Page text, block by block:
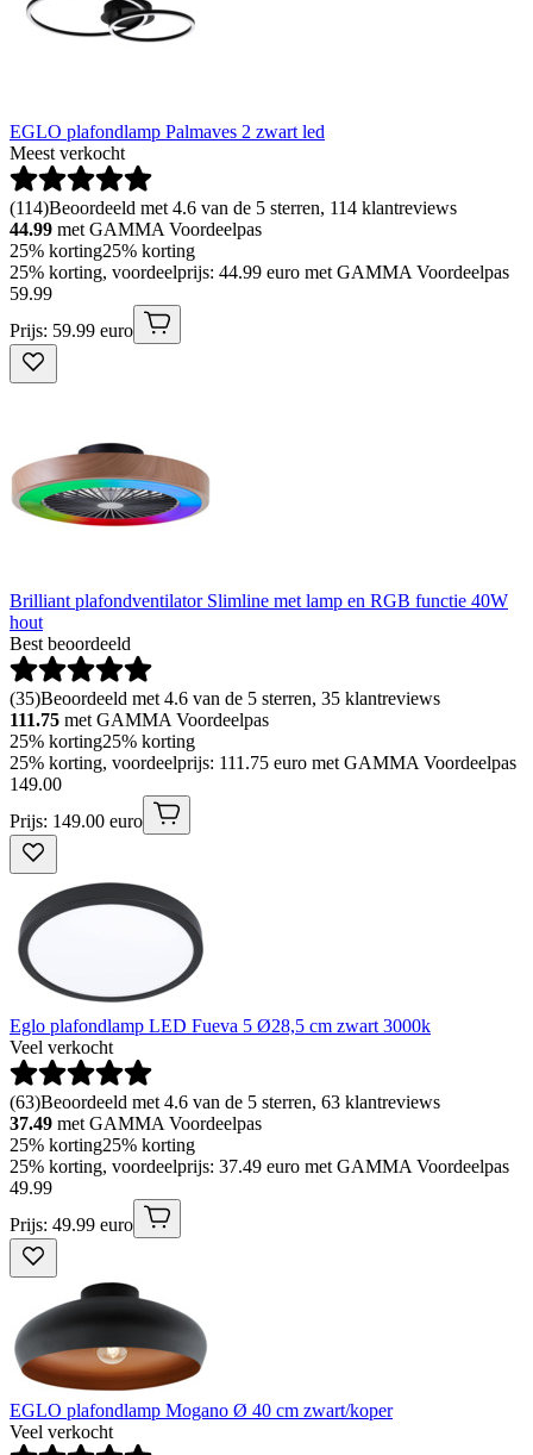
EGLO plafondlamp Palmaves 2 zwart led
Meest verkocht
(114)Beoordeeld met 4.6 van de 5 sterren, 114 klantreviews
44.99 met GAMMA Voordeelpas
25% korting25% korting
25% korting, voordeelprijs: 44.99 euro met GAMMA Voordeelpas
59.99
Prijs: 59.99 euro
Brilliant plafondventilator Slimline met lamp en RGB functie 40W
hout
Best beoordeeld
(35)Beoordeeld met 4.6 van de 5 sterren, 35 klantreviews
111.75 met GAMMA Voordeelpas
25% korting25% korting
25% korting, voordeelprijs: 111.75 euro met GAMMA Voordeelpas
149.00
Prijs: 149.00 euro
Eglo plafondlamp LED Fueva 5 Ø28,5 cm zwart 3000k
Veel verkocht
(63)Beoordeeld met 4.6 van de 5 sterren, 63 klantreviews
37.49 met GAMMA Voordeelpas
25% korting25% korting
25% korting, voordeelprijs: 37.49 euro met GAMMA Voordeelpas
49.99
Prijs: 49.99 euro
EGLO plafondlamp Mogano Ø 40 cm zwart/koper
Veel verkocht